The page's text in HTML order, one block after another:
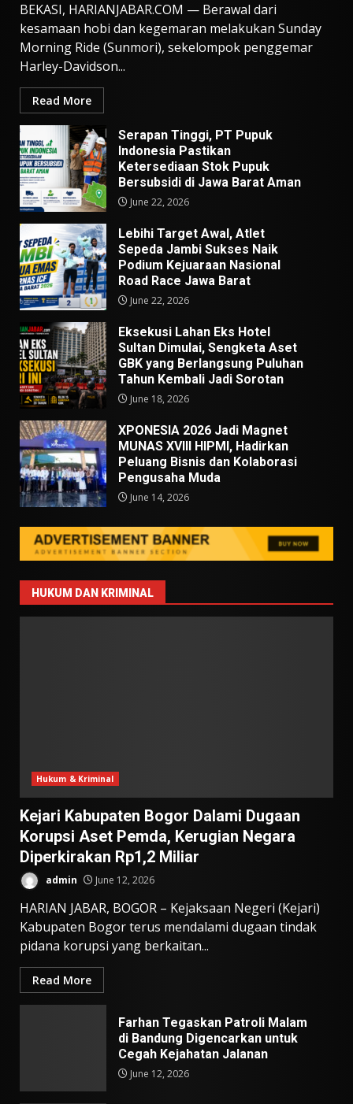
BEKASI, HARIANJABAR.COM — Berawal dari
kesamaan hobi dan kegemaran melakukan Sunday
Morning Ride (Sunmori), sekelompok penggemar
Harley-Davidson...
Read More
Serapan Tinggi, PT Pupuk
Indonesia Pastikan
Ketersediaan Stok Pupuk
Bersubsidi di Jawa Barat Aman
June 22, 2026
Lebihi Target Awal, Atlet
Sepeda Jambi Sukses Naik
Podium Kejuaraan Nasional
Road Race Jawa Barat
June 22, 2026
Eksekusi Lahan Eks Hotel
Sultan Dimulai, Sengketa Aset
GBK yang Berlangsung Puluhan
Tahun Kembali Jadi Sorotan
June 18, 2026
XPONESIA 2026 Jadi Magnet
MUNAS XVIII HIPMI, Hadirkan
Peluang Bisnis dan Kolaborasi
Pengusaha Muda
June 14, 2026
HUKUM DAN KRIMINAL
Hukum & Kriminal
Kejari Kabupaten Bogor Dalami Dugaan
Korupsi Aset Pemda, Kerugian Negara
Diperkirakan Rp1,2 Miliar
admin June 12, 2026
HARIAN JABAR, BOGOR – Kejaksaan Negeri (Kejari)
Kabupaten Bogor terus mendalami dugaan tindak
pidana korupsi yang berkaitan...
Read More
Farhan Tegaskan Patroli Malam
di Bandung Digencarkan untuk
Cegah Kejahatan Jalanan
June 12, 2026